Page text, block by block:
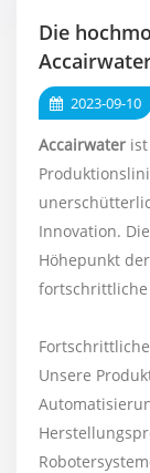
Die
2023-09-10
Accairwater
Innovation.
Höhepunkt
fortschrittliche
Unsere